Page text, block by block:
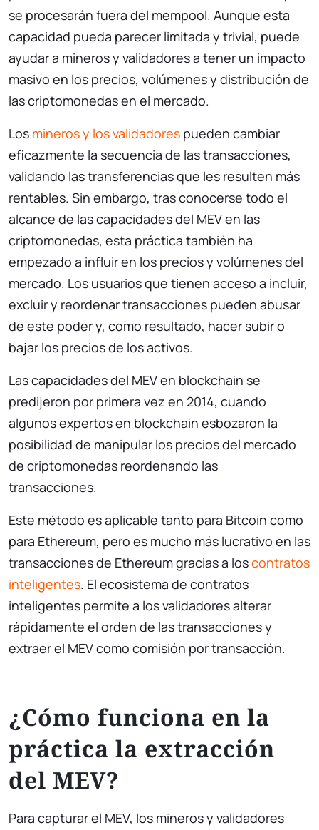
se procesarán fuera del mempool. Aunque esta
capacidad pueda parecer limitada y trivial, puede
ayudar a mineros y validadores a tener un impacto
masivo en los precios, volúmenes y distribución de
las criptomonedas en el mercado.
Los mineros y los validadores pueden cambiar
eficazmente la secuencia de las transacciones,
validando las transferencias que les resulten más
rentables. Sin embargo, tras conocerse todo el
alcance de las capacidades del MEV en las
criptomonedas, esta práctica también ha
empezado a influir en los precios y volúmenes del
mercado. Los usuarios que tienen acceso a incluir,
excluir y reordenar transacciones pueden abusar
de este poder y, como resultado, hacer subir o
bajar los precios de los activos.
Las capacidades del MEV en blockchain se
predijeron por primera vez en 2014, cuando
algunos expertos en blockchain esbozaron la
posibilidad de manipular los precios del mercado
de criptomonedas reordenando las
transacciones.
Este método es aplicable tanto para Bitcoin como
para Ethereum, pero es mucho más lucrativo en las
transacciones de Ethereum gracias a loscontratos
inteligentes. El ecosistema de contratos
inteligentes permite a los validadores alterar
rápidamente el orden de las transacciones y
extraer el MEV como comisión por transacción.
¿Cómo funciona en la
práctica la extracción
del MEV?
Para capturar el MEV, los mineros y validadores